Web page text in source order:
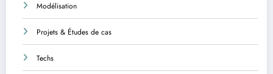
Modélisation
Projets & Études de cas
Techs